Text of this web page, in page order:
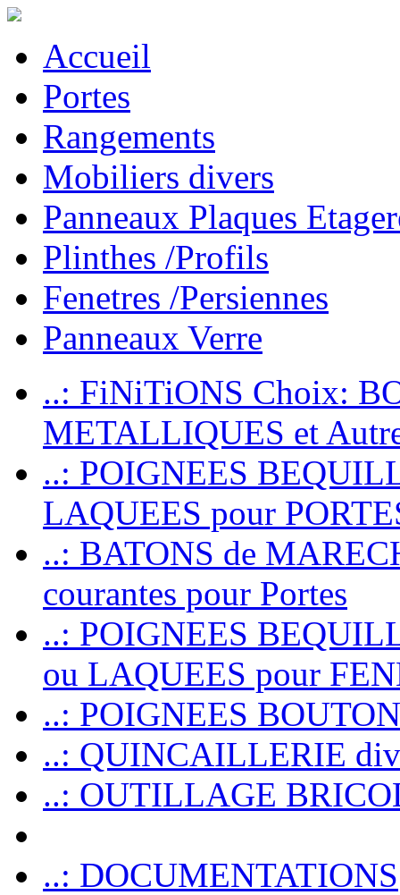
Accueil
Portes
Rangements
Mobiliers divers
Panneaux Plaques
Plinthes /Profils
Fenetres /Persiennes
Panneaux Verre
..: FiNiTiONS Choix:
METALLIQUES et
..: POIGNEES
LAQUEES pour
..: BATONS de
courantes pour Portes
..: POIGNEES
ou LAQUEES pour
..: POIGNEES
..: QUINCAILLERIE
..: OUTILLAGE
..: DOCUMENTATIONS